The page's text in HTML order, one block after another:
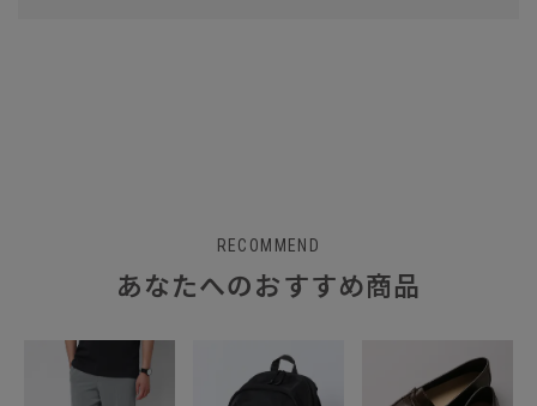
RECOMMEND
あなたへのおすすめ商品